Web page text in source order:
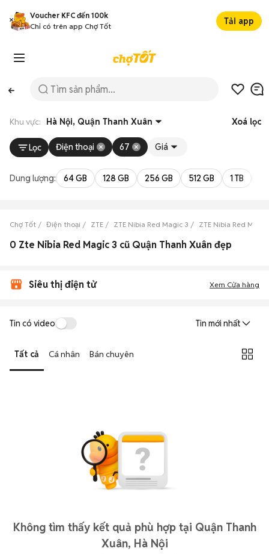
Voucher KFC đến 100k
Chỉ có trên app Chợ Tốt
Tải app
Khu vực: Hà Nội, Quận Thanh Xuân Xoá lọc
Lọc Điện thoại 67 Giá
Dung lượng: 64 GB 128 GB 256 GB 512 GB 1 TB
Chợ Tốt Điện thoại ZTE ZTE Nibia Red Magic 3 ZTE Nibia Red
0 Zte Nibia Red Magic 3 cũ Quận Thanh Xuân đẹp
Siêu thị điện tử Xem Cửa hàng
Tin có video Tin mới nhất
Tất cả Cá nhân Bán chuyên
Không tìm thấy kết quả phù hợp tại Quận Thanh
Xuân, Hà Nội